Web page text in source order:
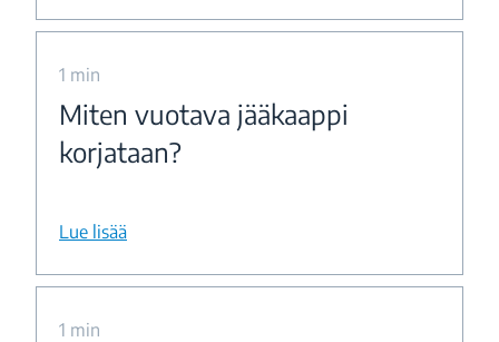
1 min
Miten vuotava jääkaappi
korjataan?
Lue lisää
1 min